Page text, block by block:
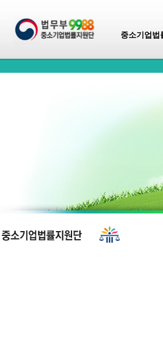
중소기업법